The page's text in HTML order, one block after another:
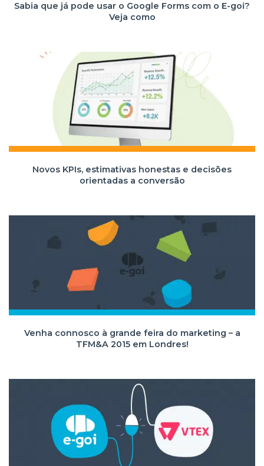
Sabia que já pode usar o Google Forms com o E-goi?
Veja como
Novos KPIs, estimativas honestas e decisões
orientadas a conversão
Venha connosco à grande feira do marketing – a
TFM&A 2015 em Londres!